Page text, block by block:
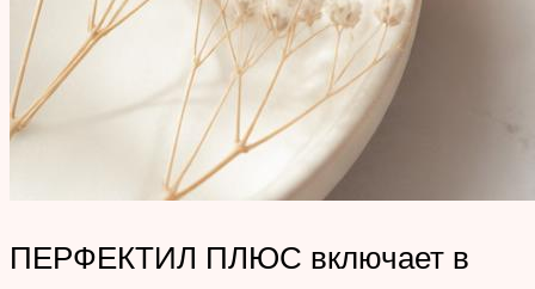
ПЕРФЕКТИЛ ПЛЮС включает в